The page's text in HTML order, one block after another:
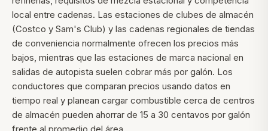
local entre cadenas. Las estaciones de clubes de almacén
(Costco y Sam's Club) y las cadenas regionales de tiendas
de conveniencia normalmente ofrecen los precios más
bajos, mientras que las estaciones de marca nacional en
salidas de autopista suelen cobrar más por galón. Los
conductores que comparan precios usando datos en
tiempo real y planean cargar combustible cerca de centros
de almacén pueden ahorrar de 15 a 30 centavos por galón